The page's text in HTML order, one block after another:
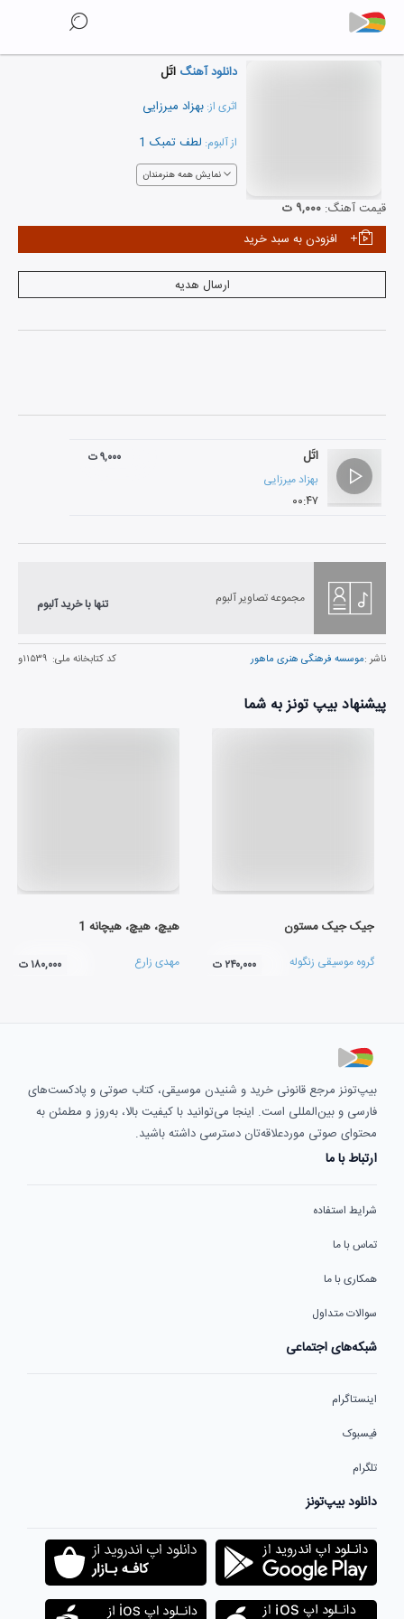
دانلود آهنگ اتَل
اثری از: بهزاد میرزایی
از آلبوم: لطف تمبک 1
نمایش همه هنرمندان
قیمت آهنگ: ۹,۰۰۰ ت
افزودن به سبد خرید
ارسال هدیه
اتَل
بهزاد میرزایی
۰۰:۴۷
۹,۰۰۰ ت
مجموعه تصاویر آلبوم تنها با خرید آلبوم
ناشر :موسسه فرهنگی هنری ماهور کد کتابخانه ملی: ۱۱۵۳۹و
پیشنهاد بیپ تونز به شما
جیک جیک مستون
گروه موسیقی زنگوله ۲۴۰,۰۰۰ ت
هیچ، هیچ، هیچانه 1
مهدی زارع ۱۸۰,۰۰۰ ت
بیپ‌تونز مرجع قانونی خرید و شنیدن موسیقی، کتاب صوتی و پادکست‌های
فارسی و بین‌المللی است. اینجا می‌توانید با کیفیت بالا، به‌روز و مطمئن به
محتوای صوتی موردعلاقه‌تان دسترسی داشته باشید.
ارتباط با ما
شرایط استفاده
تماس با ما
همکاری با ما
سوالات متداول
شبکه‌های اجتماعی
اینستاگرام
فیسبوک
تلگرام
دانلود بیپ‌تونز